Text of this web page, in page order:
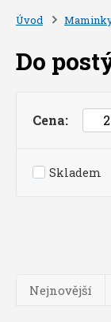
Úvod
Do
Cena:
Skladem
Nejnovější